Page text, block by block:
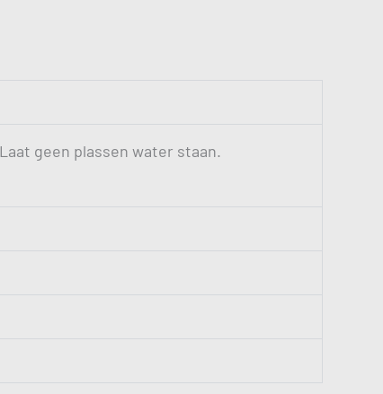
geen plassen water staan.